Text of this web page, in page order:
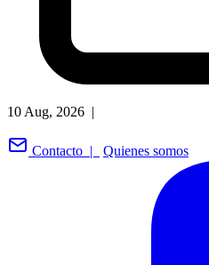
10 Aug, 2026 |
Contacto | Quienes somos